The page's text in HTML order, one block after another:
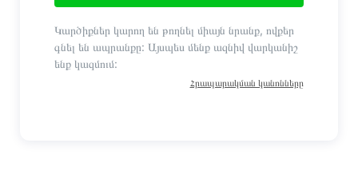
Կարծիքներ կարող են թողնել միայն նրանք, ովքեր
գնել են ապրանքը: Այսպես մենք ազնիվ վարկանիշ
ենք կազմում:
Հրապարակման կանոնները